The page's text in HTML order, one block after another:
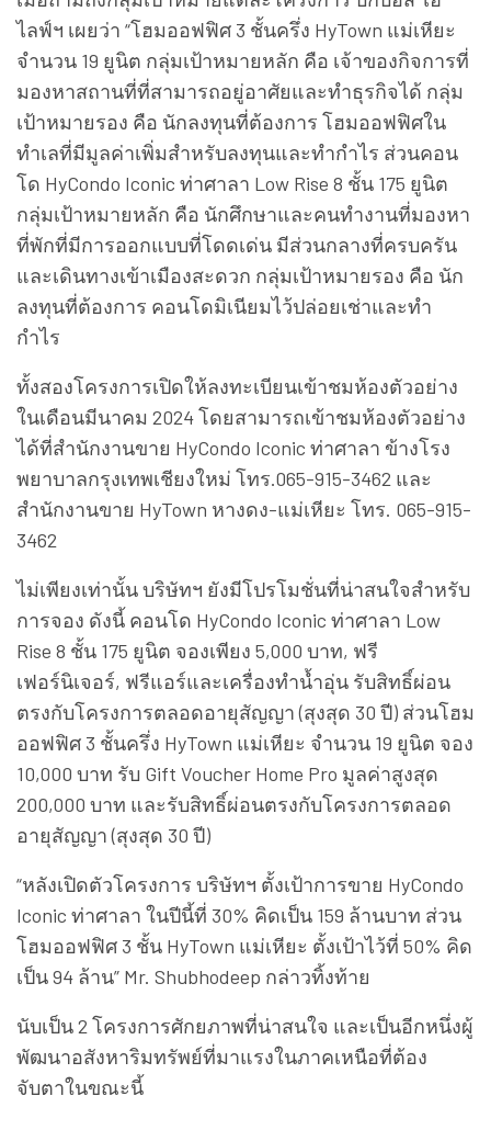
ไลฟ์ฯ เผยว่า “โฮมออฟฟิศ 3 ชั้นครึ่ง HyTown แม่เหียะ
จำนวน 19 ยูนิต กลุ่มเป้าหมายหลัก คือ เจ้าของกิจการที่
มองหาสถานที่ที่สามารถอยู่อาศัยและทำธุรกิจได้ กลุ่ม
เป้าหมายรอง คือ นักลงทุนที่ต้องการ โฮมออฟฟิศใน
ทำเลที่มีมูลค่าเพิ่มสำหรับลงทุนและทำกำไร ส่วนคอน
โด HyCondo Iconic ท่าศาลา Low Rise 8 ชั้น 175 ยูนิต
กลุ่มเป้าหมายหลัก คือ นักศึกษาและคนทำงานที่มองหา
ที่พักที่มีการออกแบบที่โดดเด่น มีส่วนกลางที่ครบครัน
และเดินทางเข้าเมืองสะดวก กลุ่มเป้าหมายรอง คือ นัก
ลงทุนที่ต้องการ คอนโดมิเนียมไว้ปล่อยเช่าและทำ
กำไร
ทั้งสองโครงการเปิดให้ลงทะเบียนเข้าชมห้องตัวอย่าง
ในเดือนมีนาคม 2024 โดยสามารถเข้าชมห้องตัวอย่าง
ได้ที่สำนักงานขาย HyCondo Iconic ท่าศาลา ข้างโรง
พยาบาลกรุงเทพเชียงใหม่ โทร.065-915-3462 และ
สำนักงานขาย HyTown หางดง-แม่เหียะ โทร. 065-915-
3462
ไม่เพียงเท่านั้น บริษัทฯ ยังมีโปรโมชั่นที่น่าสนใจสำหรับ
การจอง ดังนี้ คอนโด HyCondo Iconic ท่าศาลา Low
Rise 8 ชั้น 175 ยูนิต จองเพียง 5,000 บาท, ฟรี
เฟอร์นิเจอร์, ฟรีแอร์และเครื่องทำน้ำอุ่น รับสิทธิ์ผ่อน
ตรงกับโครงการตลอดอายุสัญญา (สุงสุด 30 ปี) ส่วนโฮม
ออฟฟิศ 3 ชั้นครึ่ง HyTown แม่เหียะ จำนวน 19 ยูนิต จอง
10,000 บาท รับ Gift Voucher Home Pro มูลค่าสูงสุด
200,000 บาท และรับสิทธิ์ผ่อนตรงกับโครงการตลอด
อายุสัญญา (สุงสุด 30 ปี)
“หลังเปิดตัวโครงการ บริษัทฯ ตั้งเป้าการขาย HyCondo
Iconic ท่าศาลา ในปีนี้ที่ 30% คิดเป็น 159 ล้านบาท ส่วน
โฮมออฟฟิศ 3 ชั้น HyTown แม่เหียะ ตั้งเป้าไว้ที่ 50% คิด
เป็น 94 ล้าน” Mr. Shubhodeep กล่าวทิ้งท้าย
นับเป็น 2 โครงการศักยภาพที่น่าสนใจ และเป็นอีกหนึ่งผู้
พัฒนาอสังหาริมทรัพย์ที่มาแรงในภาคเหนือที่ต้อง
จับตาในขณะนี้